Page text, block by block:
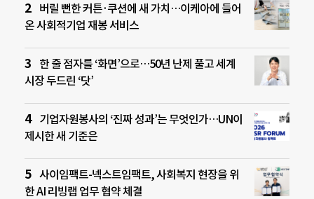
버릴 뻔한 커튼·쿠션에 새 가치…이케아에 들어
온 사회적기업 재봉 서비스
한 줄 점자를 ‘화면’으로…50년 난제 풀고 세계
시장 두드린 ‘닷’
기업자원봉사의 ‘진짜 성과’는 무엇인가…UN이
제시한 새 기준은
사이임팩트-넥스트임팩트, 사회복지 현장을 위
한 AI 리빙랩 업무 협약 체결